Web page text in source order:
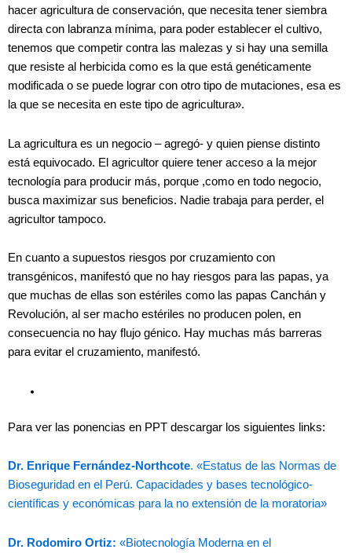
hacer agricultura de conservación, que necesita tener siembra
directa con labranza mínima, para poder establecer el cultivo,
tenemos que competir contra las malezas y si hay una semilla
que resiste al herbicida como es la que está genéticamente
modificada o se puede lograr con otro tipo de mutaciones, esa es
la que se necesita en este tipo de agricultura».
La agricultura es un negocio – agregó- y quien piense distinto
está equivocado. El agricultor quiere tener acceso a la mejor
tecnología para producir más, porque ,como en todo negocio,
busca maximizar sus beneficios. Nadie trabaja para perder, el
agricultor tampoco.
En cuanto a supuestos riesgos por cruzamiento con
transgénicos, manifestó que no hay riesgos para las papas, ya
que muchas de ellas son estériles como las papas Canchán y
Revolución, al ser macho estériles no producen polen, en
consecuencia no hay flujo génico. Hay muchas más barreras
para evitar el cruzamiento, manifestó.
Para ver las ponencias en PPT descargar los siguientes links:
Dr. Enrique Fernández-Northcote. «Estatus de las Normas de
Bioseguridad en el Perú. Capacidades y bases tecnológico-
científicas y económicas para la no extensión de la moratoria»
Dr. Rodomiro Ortiz: «Biotecnología Moderna en el